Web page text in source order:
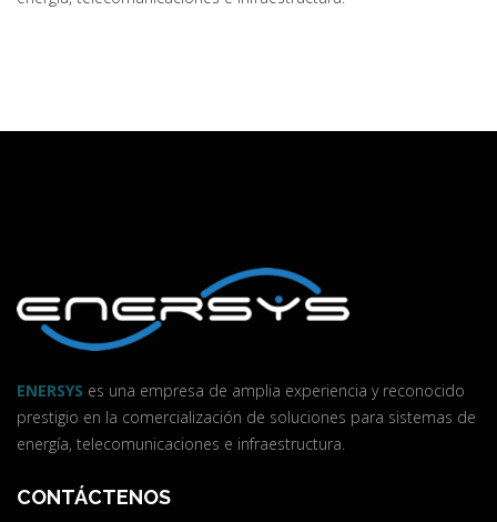
ENERSYS es una empresa de amplia experiencia y reconocido
prestigio en la comercialización de soluciones para sistemas de
energía, telecomunicaciones e infraestructura.
CONTÁCTENOS